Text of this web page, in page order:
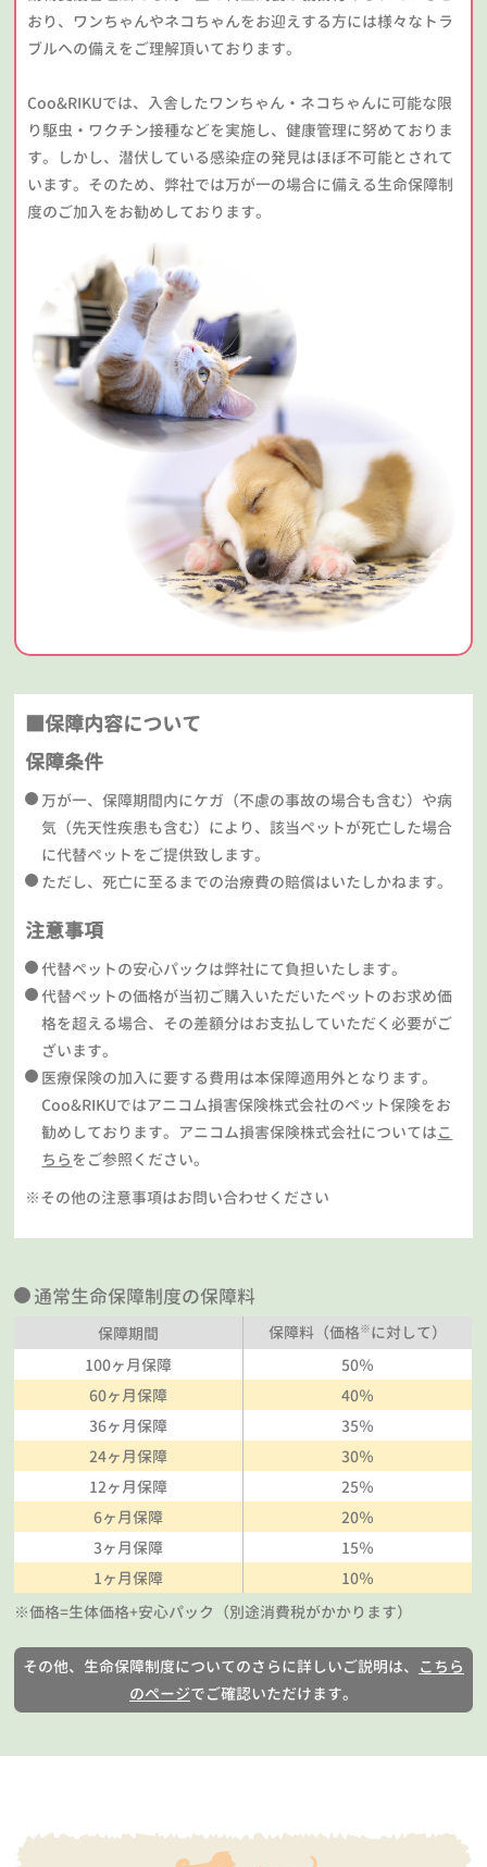
おり、ワンちゃんやネコちゃんをお迎えする方には様々なトラ
ブルへの備えをご理解頂いております。
Coo&RIKUでは、入舎したワンちゃん・ネコちゃんに可能な限
り駆虫・ワクチン接種などを実施し、健康管理に努めておりま
す。しかし、潜伏している感染症の発見はほぼ不可能とされて
います。そのため、弊社では万が一の場合に備える生命保障制
度のご加入をお勧めしております。
■保障内容について
保障条件
万が一、保障期間内にケガ（不慮の事故の場合も含む）や病
気（先天性疾患も含む）により、該当ペットが死亡した場合
に代替ペットをご提供致します。
ただし、死亡に至るまでの治療費の賠償はいたしかねます。
注意事項
代替ペットの安心パックは弊社にて負担いたします。
代替ペットの価格が当初ご購入いただいたペットのお求め価
格を超える場合、その差額分はお支払していただく必要がご
ざいます。
医療保険の加入に要する費用は本保障適用外となります。
Coo&RIKUではアニコム損害保険株式会社のペット保険をお
勧めしております。アニコム損害保険株式会社についてはこ
ちらをご参照ください。
※その他の注意事項はお問い合わせください
通常生命保障制度の保障料
保障期間 保障料（価格※に対して）
100ヶ月保障
50％
60ヶ月保障
40％
36ヶ月保障
35％
24ヶ月保障
30％
12ヶ月保障
25％
6ヶ月保障
20％
3ヶ月保障
15％
1ヶ月保障
10％
※価格=生体価格+安心パック（別途消費税がかかります）
その他、生命保障制度についてのさらに詳しいご説明は、 こちら
のページでご確認いただけます。